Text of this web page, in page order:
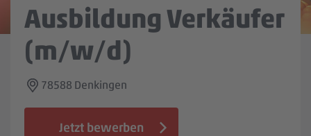
Zentrale & Vertrieb
Mein Kandidat:innenprofil
Jobbörse
Ausbildung Verkäufer
(m/w/d)
78588 Denkingen
Jetzt bewerben